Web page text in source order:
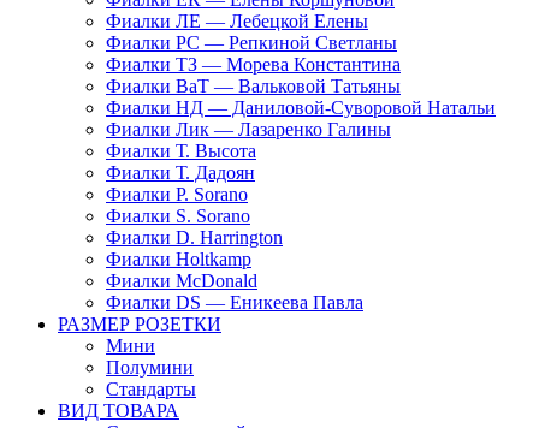
Фиалки ЛЕ — Лебецкой Елены
Фиалки РС — Репкиной Светланы
Фиалки ТЗ — Морева Константина
Фиалки ВаТ — Вальковой Татьяны
Фиалки НД — Даниловой-Суворовой Натальи
Фиалки Лик — Лазаренко Галины
Фиалки Т. Высота
Фиалки Т. Дадоян
Фиалки P. Sorano
Фиалки S. Sorano
Фиалки D. Harrington
Фиалки Holtkamp
Фиалки McDonald
Фиалки DS — Еникеева Павла
РАЗМЕР РОЗЕТКИ
Мини
Полумини
Стандарты
ВИД ТОВАРА